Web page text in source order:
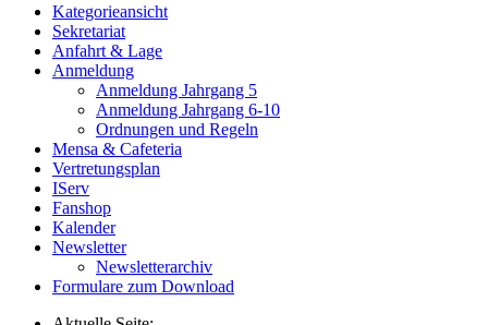
Kategorieansicht
Sekretariat
Anfahrt & Lage
Anmeldung
Anmeldung Jahrgang 5
Anmeldung Jahrgang 6-10
Ordnungen und Regeln
Mensa & Cafeteria
Vertretungsplan
IServ
Fanshop
Kalender
Newsletter
Newsletterarchiv
Formulare zum Download